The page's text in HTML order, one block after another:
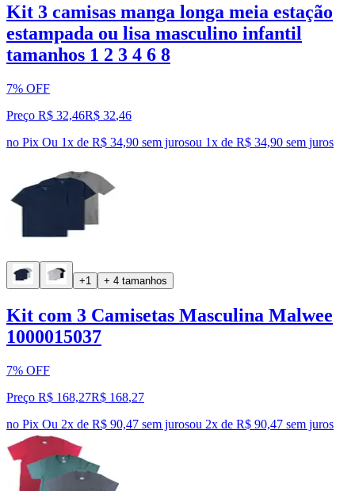
Kit 3 camisas manga longa meia estação
estampada ou lisa masculino infantil
tamanhos 1 2 3 4 6 8
7% OFF
Preço R$ 32,46R$ 32,46
no Pix Ou 1x de R$ 34,90 sem jurosou 1x de R$ 34,90 sem juros
+1 + 4 tamanhos
Kit com 3 Camisetas Masculina Malwee
1000015037
7% OFF
Preço R$ 168,27R$ 168,27
no Pix Ou 2x de R$ 90,47 sem jurosou 2x de R$ 90,47 sem juros